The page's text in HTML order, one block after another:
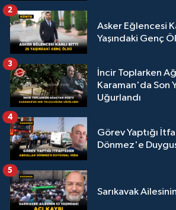
Asker Eğlencesi
Yaşındaki Genç
2
İncir Toplarken
Karaman'da Son
Uğurlandı
3
Görev Yaptığı
Dönmez'e
4
Sarıkavak
5